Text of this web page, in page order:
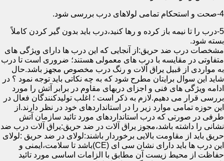
4-صحت و استحکام تمامی لولاهای درب بررسی شود.
5-درب را تا نیمه باز کرده و رها کنید،درب باید بدون گیر کردن کاملاً
بسته شود.
مشخصات درب ضد حریق:از آنجایی که این درب ها دارای ویژگی های
متفاوتی در مقایسه با درب های معمولی هستند؛ ضروری است تا درب
به مواردی از قبیل یراق آلات و رنگ درب مخصوص مجهز باشد.حال
شاید این سوال برایتان مطرح شود که به چه نکاتی باید توجه نمود ؟ در
ادامه ویژگی های فنی و اجزای دربهای مقاوم در برابر آتش را مورد
بررسی قرار می دهیم.لازم به ذکر است ؛ اغلب تولیدکنندگان فعال در
این حوزه تمامی موارد زیر را در استانداردهای خود در نظر دارند.از
طرفی در صورتی که درب استانداردهای مورد تائید سازمان آتش
نشانی را داشته باشد،مجوز یراق آلات در ضد حریق:یراق آلات درب ضد
حریق باید از مقاومت بالایی برخوردار باشند:لولای در ضد حریق :لولای
این درب ها باید دارای نشان سی ای (CE)باشد تا سلامت،ایمنی و
حفاظت از محیط زیست آن مطابق با الزامات اساسی مورد تائید